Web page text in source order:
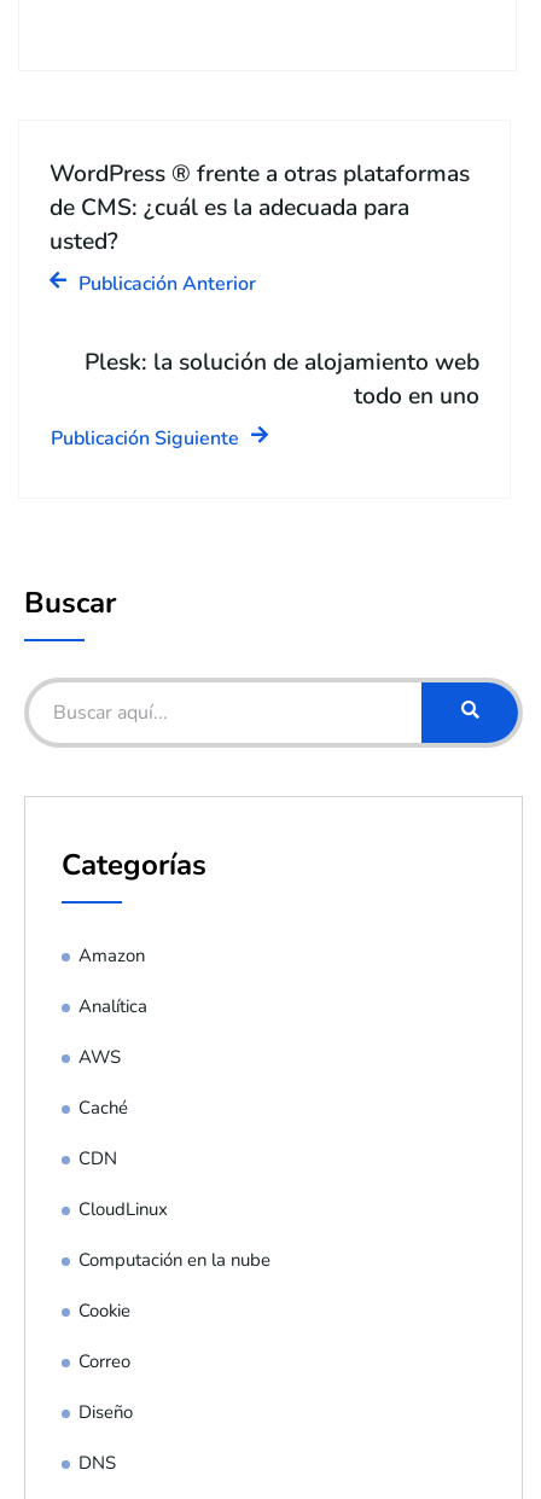
WordPress ® frente a otras plataformas
de CMS: ¿cuál es la adecuada para
usted?
Publicación Anterior
Plesk: la solución de alojamiento web
todo en uno
Publicación Siguiente
Buscar
Categorías
Amazon
Analítica
AWS
Caché
CDN
CloudLinux
Computación en la nube
Cookie
Correo
Diseño
DNS